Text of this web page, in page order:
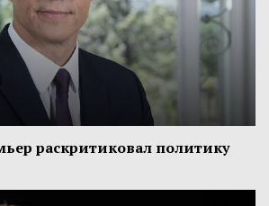
раскритиковал политику